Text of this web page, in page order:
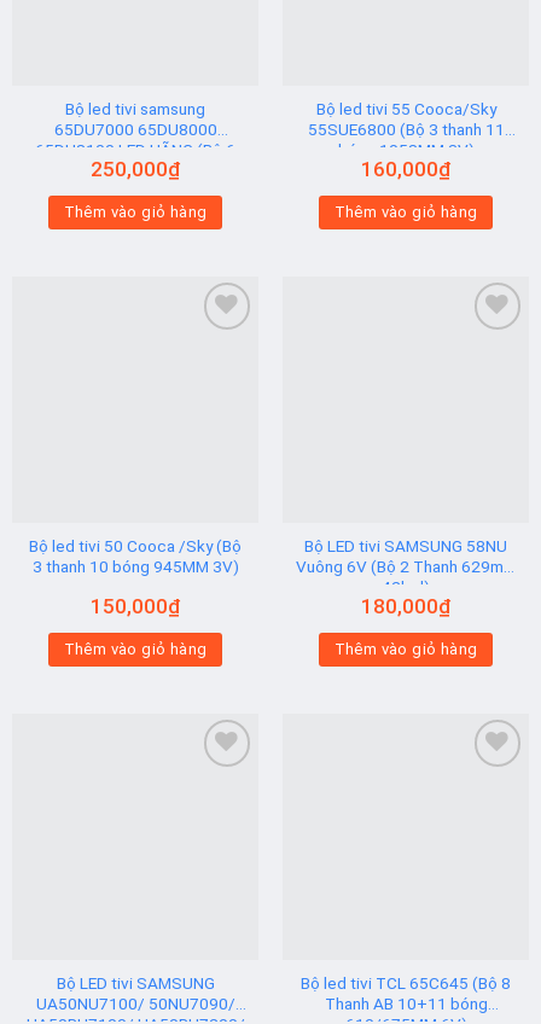
Bộ led tivi samsung
65DU7000 65DU8000
65DU8100 LED HÃNG (Bộ 6
Thanh AB)
250,000₫
Thêm vào giỏ hàng
Bộ led tivi 55 Cooca/Sky
55SUE6800 (Bộ 3 thanh 11
bóng 1058MM 3V)
160,000₫
Thêm vào giỏ hàng
Bộ led tivi 50 Cooca /Sky (Bộ
3 thanh 10 bóng 945MM 3V)
150,000₫
Thêm vào giỏ hàng
Bộ LED tivi SAMSUNG 58NU
Vuông 6V (Bộ 2 Thanh 629mm
42led)
180,000₫
Thêm vào giỏ hàng
Bộ LED tivi SAMSUNG
UA50NU7100/ 50NU7090/
Bộ led tivi TCL 65C645 (Bộ 8
Thanh AB 10+11 bóng